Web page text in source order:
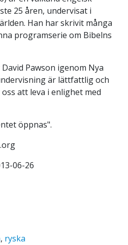
25 åren, undervisat i
Han har skrivit många
programserie om Bibelns
Pawson igenom Nya
är lättfattlig och
att leva i enlighet med
öppnas".
06-26
, ryska